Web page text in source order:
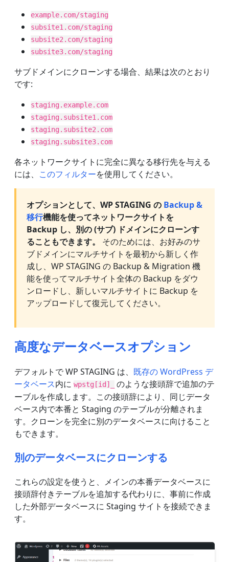
example.com/staging
subsite1.com/staging
subsite2.com/staging
subsite3.com/staging
サブドメインにクローンする場合、結果は次のとおり
です:
staging.example.com
staging.subsite1.com
staging.subsite2.com
staging.subsite3.com
各ネットワークサイトに完全に異なる移行先を与える
には、 このフィルターを使用してください。
オプションとして、WP STAGING の Backup &
移行機能を使ってネットワークサイトを
Backup し、別の (サブ) ドメインにクローンす
ることもできます。
そのためには、お好みのサ
ブドメインにマルチサイトを最初から新しく作
成し、WP STAGING の Backup & Migration 機
能を使ってマルチサイト全体の Backup をダウ
ンロードし、新しいマルチサイトに Backup を
アップロードして復元してください。
高度なデータベースオプション
デフォルトで WP STAGING は、 既存の WordPress デ
ータベース内に wpstg[id]_
のような接頭辞で追加のテ
ーブルを作成します。この接頭辞により、同じデータ
ベース内で本番と Staging のテーブルが分離されま
す。クローンを完全に別のデータベースに向けること
もできます。
別のデータベースにクローンする
これらの設定を使うと、メインの本番データベースに
接頭辞付きテーブルを追加する代わりに、事前に作成
した外部データベースに Staging サイトを接続できま
す。